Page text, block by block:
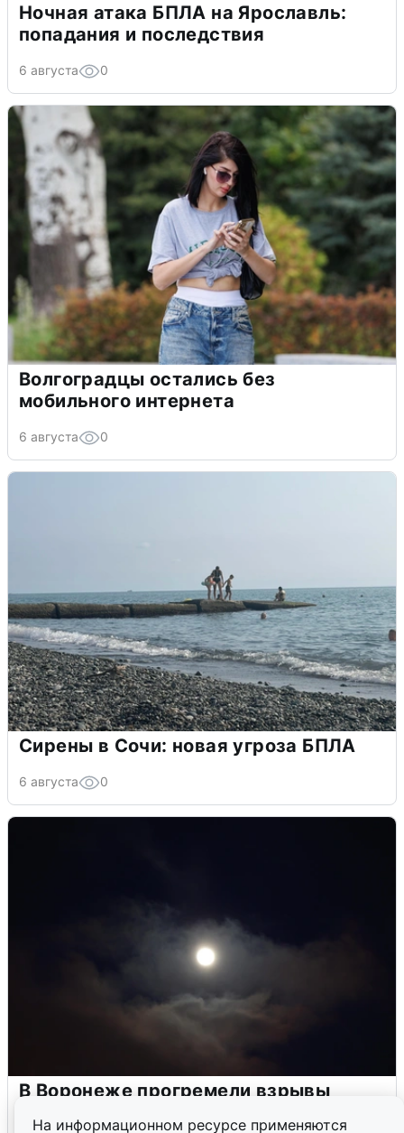
На информационном ресурсе применяются
Ночная атака БПЛА на Ярославль:
попадания и последствия
6 августа 0
Волгоградцы остались без
мобильного интернета
6 августа 0
Сирены в Сочи: новая угроза БПЛА
6 августа 0
В Воронеже прогремели взрывы